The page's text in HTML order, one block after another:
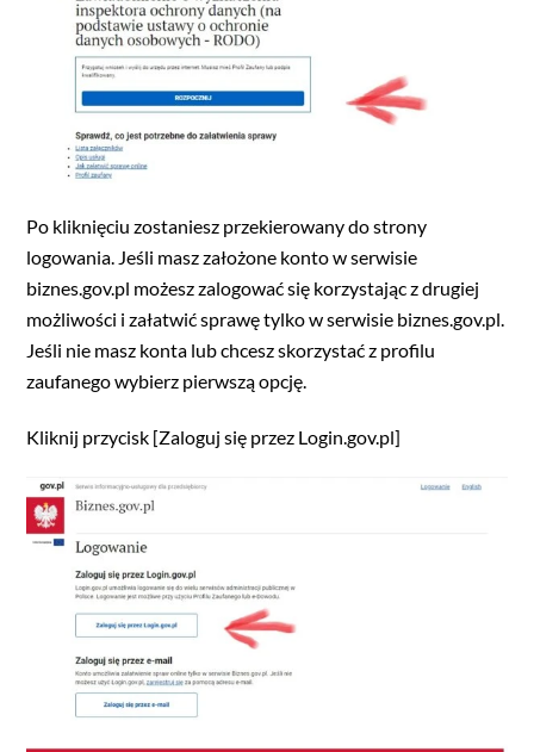
Po kliknięciu zostaniesz przekierowany do strony
logowania. Jeśli masz założone konto w serwisie
biznes.gov.pl możesz zalogować się korzystając z drugiej
możliwości i załatwić sprawę tylko w serwisie biznes.gov.pl.
Jeśli nie masz konta lub chcesz skorzystać z profilu
zaufanego wybierz pierwszą opcję.
Kliknij przycisk [Zaloguj się przez Login.gov.pl]